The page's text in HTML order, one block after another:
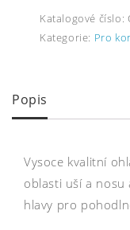
Katalogové číslo:
Kategorie: Pro
Popis
Vysoce kvalitní
oblasti uší a nosu
hlavy pro